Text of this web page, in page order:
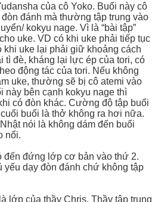
của cô Yoko. Buổi này cô
đánh mà thường tập trung vào
kokyu nage. Vì là “bài tập”
uke. VD có khi uke phải tiếp tục
khi uke lại phải giữ khoảng cách
tì đè, kháng lại lực ép của tori, có
động tác của tori. Nếu không
uke, thường sẽ bị cô atemi vào
này bên cạnh kokyu nage thì
có đòn khác. Cường độ tập buổi
buổi là thở không ra hơi nữa.
nói là không dám đến buổi
nổi.
đến đứng lớp cơ bản vào thứ 2.
yếu dạy đòn đánh chứ không tập
lớp của thầy Chris. Thầy tập trung